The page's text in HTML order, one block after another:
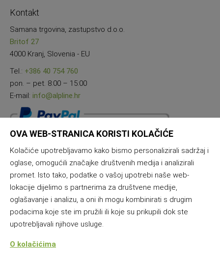
Kontakt
Samana trgovina, zastupstvo d.o.o.
Britof 27
4000 Kranj, Slovenia - EU
Tel.: +386 40 754 760
pon. – pet. 8:00 – 15:00
E-mail: info@alpline.hr
OVA WEB-STRANICA KORISTI KOLAČIĆE
Kolačiće upotrebljavamo kako bismo personalizirali sadržaj i
oglase, omogućili značajke društvenih medija i analizirali
promet. Isto tako, podatke o vašoj upotrebi naše web-
lokacije dijelimo s partnerima za društvene medije,
oglašavanje i analizu, a oni ih mogu kombinirati s drugim
podacima koje ste im pružili ili koje su prikupili dok ste
upotrebljavali njihove usluge.
O kolačićima